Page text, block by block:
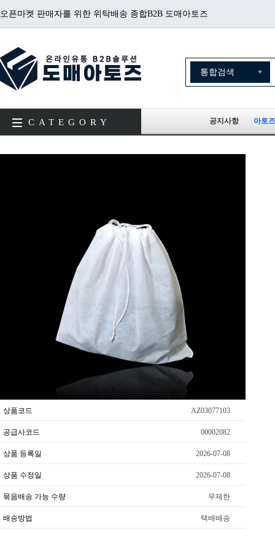
오픈마켓 판매자를 위한 위탁배송 종합B2B 도매아토즈
CATEGORY 공지사항 아토
상품코드 AZ03077103
공급사코드 00002082
상품 등록일 2026-07-08
상품 수정일 2026-07-08
묶음배송 가능 수량 무제한
배송방법 택배배송